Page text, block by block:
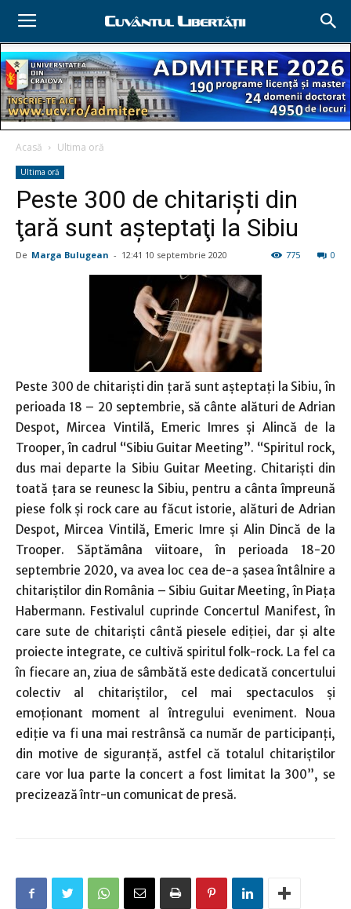
Acasă Ultima oră
Ultima oră
Peste 300 de chitarişti din
ţară sunt aşteptaţi la Sibiu
De Marga Bulugean - 12:41 10 septembrie 2020 0
775
Peste 300 de chitarişti din ţară sunt aşteptaţi la Sibiu, în
perioada 18 – 20 septembrie, să cânte alături de Adrian
Despot, Mircea Vintilă, Emeric Imres şi Alincă de la
Trooper, în cadrul “Sibiu Guitar Meeting”. “Spiritul rock,
dus mai departe la Sibiu Guitar Meeting. Chitarişti din
toată ţara se reunesc la Sibiu, pentru a cânta împreună
piese folk şi rock care au făcut istorie, alături de Adrian
Despot, Mircea Vintilă, Emeric Imre şi Alin Dincă de la
Trooper. Săptămâna viitoare, în perioada 18-20
septembrie 2020, va avea loc cea de-a şasea întâlnire a
chitariştilor din România – Sibiu Guitar Meeting, în Piaţa
Habermann. Festivalul cuprinde Concertul Manifest, în
care sute de chitarişti cântă piesele ediţiei, dar şi alte
proiecte integrate, ce cultivă spiritul folk-rock. La fel ca
în fiecare an, ziua de sâmbătă este dedicată concertului
colectiv al chitariştilor, cel mai spectaculos şi
emoţionant moment al întregului eveniment. Noua
ediţie va fi una mai restrânsă ca număr de participanţi,
din motive de siguranţă, astfel că totalul chitariştilor
care vor lua parte la concert a fost limitat la 300”, se
precizează într-un comunicat de presă.